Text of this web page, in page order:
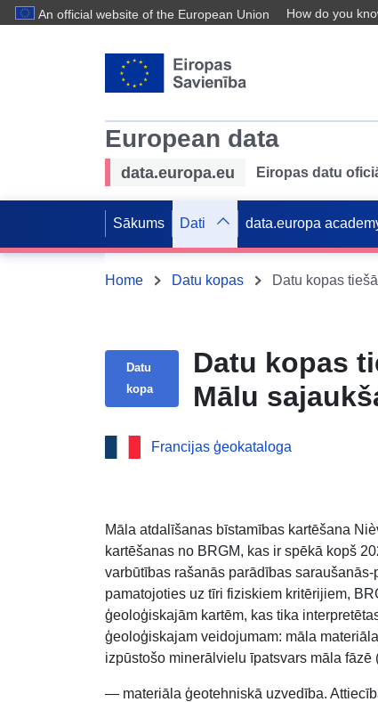
An official website of the European Union How do you
European data
data.europa.eu Eiropas datu
Sākums Dati data.europa
Home Datu kopas
Datu
kopa
Datu kopas
Mālu
Francijas ģeokataloga
Māla atdalīšanas bīstamības kartēšana
kartēšanas no BRGM, kas ir spēkā kopš
varbūtības rašanās parādības
pamatojoties uz tīri fiziskiem kritērijiem,
ģeoloģiskajām kartēm, kas tika
ģeoloģiskajam veidojumam: māla
izpūstošo minerālvielu īpatsvars māla fāzē
— materiāla ģeotehniskā uzvedība.